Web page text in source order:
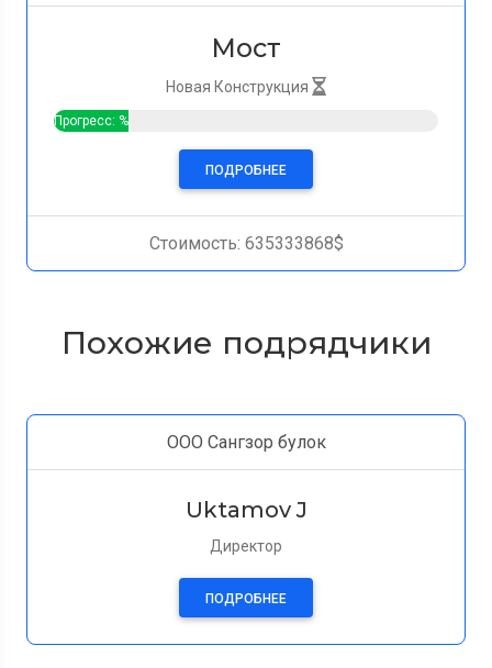
Мост
Новая Конструкция
Прогресс: %
ПОДРОБНЕЕ
Стоимость: 635333868$
Похожие подрядчики
ООО Сангзор булок
Uktamov J
Директор
ПОДРОБНЕЕ